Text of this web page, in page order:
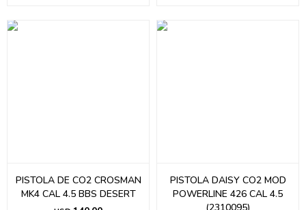
PISTOLA DE CO2 CROSMAN
MK4 CAL 4.5 BBS DESERT
PISTOLA DAISY CO2 MOD
POWERLINE 426 CAL 4.5